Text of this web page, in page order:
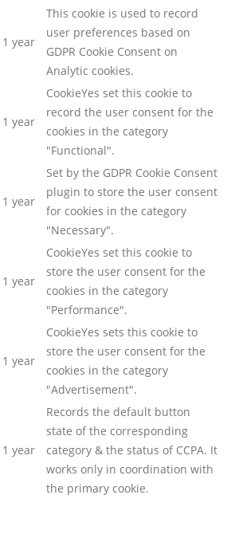
1 year
This cookie is used to record
user preferences based on
GDPR Cookie Consent on
Analytic cookies.
1 year
CookieYes set this cookie to
record the user consent for the
cookies in the category
"Functional".
1 year
Set by the GDPR Cookie Consent
plugin to store the user consent
for cookies in the category
"Necessary".
1 year
CookieYes set this cookie to
store the user consent for the
cookies in the category
"Performance".
1 year
CookieYes sets this cookie to
store the user consent for the
cookies in the category
"Advertisement".
1 year
Records the default button
state of the corresponding
category & the status of CCPA. It
works only in coordination with
the primary cookie.